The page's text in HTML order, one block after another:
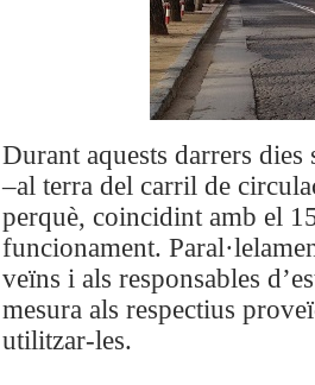
Durant aquests darrers
–al terra del carril de
perquè, coincidint amb el
funcionament.
veïns i als responsables
mesura als respectius
utilitzar-les.